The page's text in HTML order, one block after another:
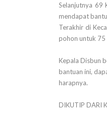
Selanjutnya 69
mendapat
Terakhir di
pohon untuk 75
Kepala Disbun
bantuan ini,
harapnya.
DIKUTIP DARI